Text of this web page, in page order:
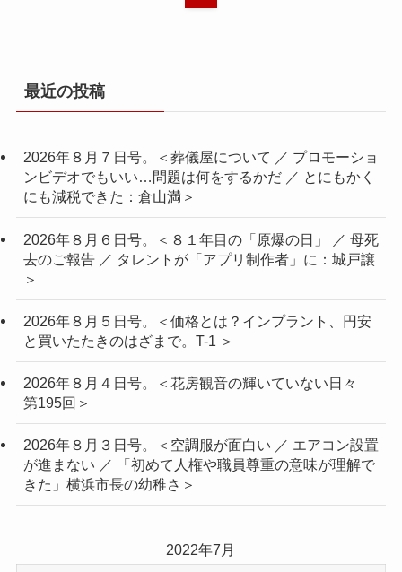
最近の投稿
2026年８月７日号。＜葬儀屋について ／ プロモーショ
ンビデオでもいい…問題は何をするかだ ／ とにもかく
にも減税できた：倉山満＞
2026年８月６日号。＜８１年目の「原爆の日」 ／ 母死
去のご報告 ／ タレントが「アプリ制作者」に：城戸譲
＞
2026年８月５日号。＜価格とは？インプラント、円安
と買いたたきのはざまで。T-1 ＞
2026年８月４日号。＜花房観音の輝いていない日々
第195回＞
2026年８月３日号。＜空調服が面白い ／ エアコン設置
が進まない ／ 「初めて人権や職員尊重の意味が理解で
きた」横浜市長の幼稚さ＞
2022年7月